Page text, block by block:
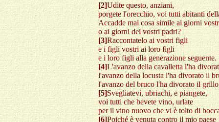
[2]Udite questo, anziani,
porgete l'orecchio, voi tutti abitanti
Accadde mai cosa simile ai giorni
o ai giorni dei vostri padri?
[3]Raccontatelo ai vostri figli
e i figli vostri ai loro figli
e i loro figli alla generazione seguente.
[4]L'avanzo della cavalletta l'ha
l'avanzo della locusta l'ha divorato il
l'avanzo del bruco l'ha divorato il
[5]Svegliatevi, ubriachi, e piangete,
voi tutti che bevete vino, urlate
per il vino nuovo che vi è tolto di
[6]Poiché è venuta contro il mio paese